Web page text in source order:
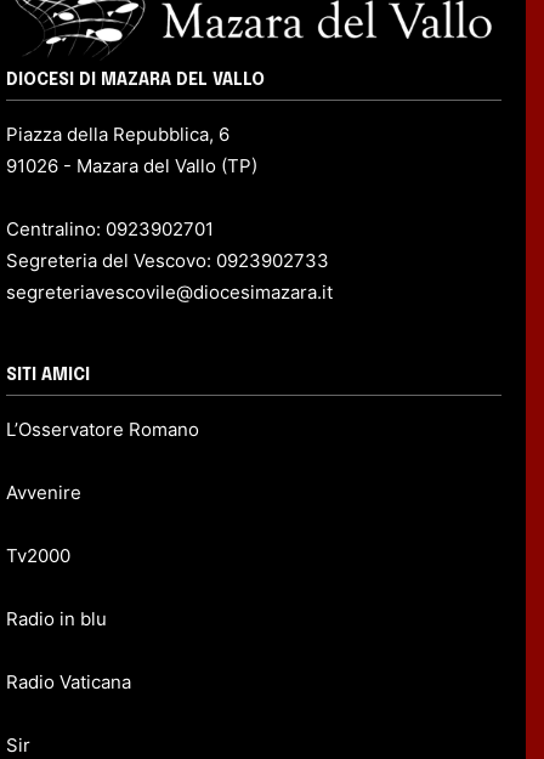
DIOCESI DI MAZARA DEL VALLO
Piazza della Repubblica, 6
91026 - Mazara del Vallo (TP)
Centralino: 0923902701
Segreteria del Vescovo: 0923902733
segreteriavescovile@diocesimazara.it
SITI AMICI
L’Osservatore Romano
Avvenire
Tv2000
Radio in blu
Radio Vaticana
Sir